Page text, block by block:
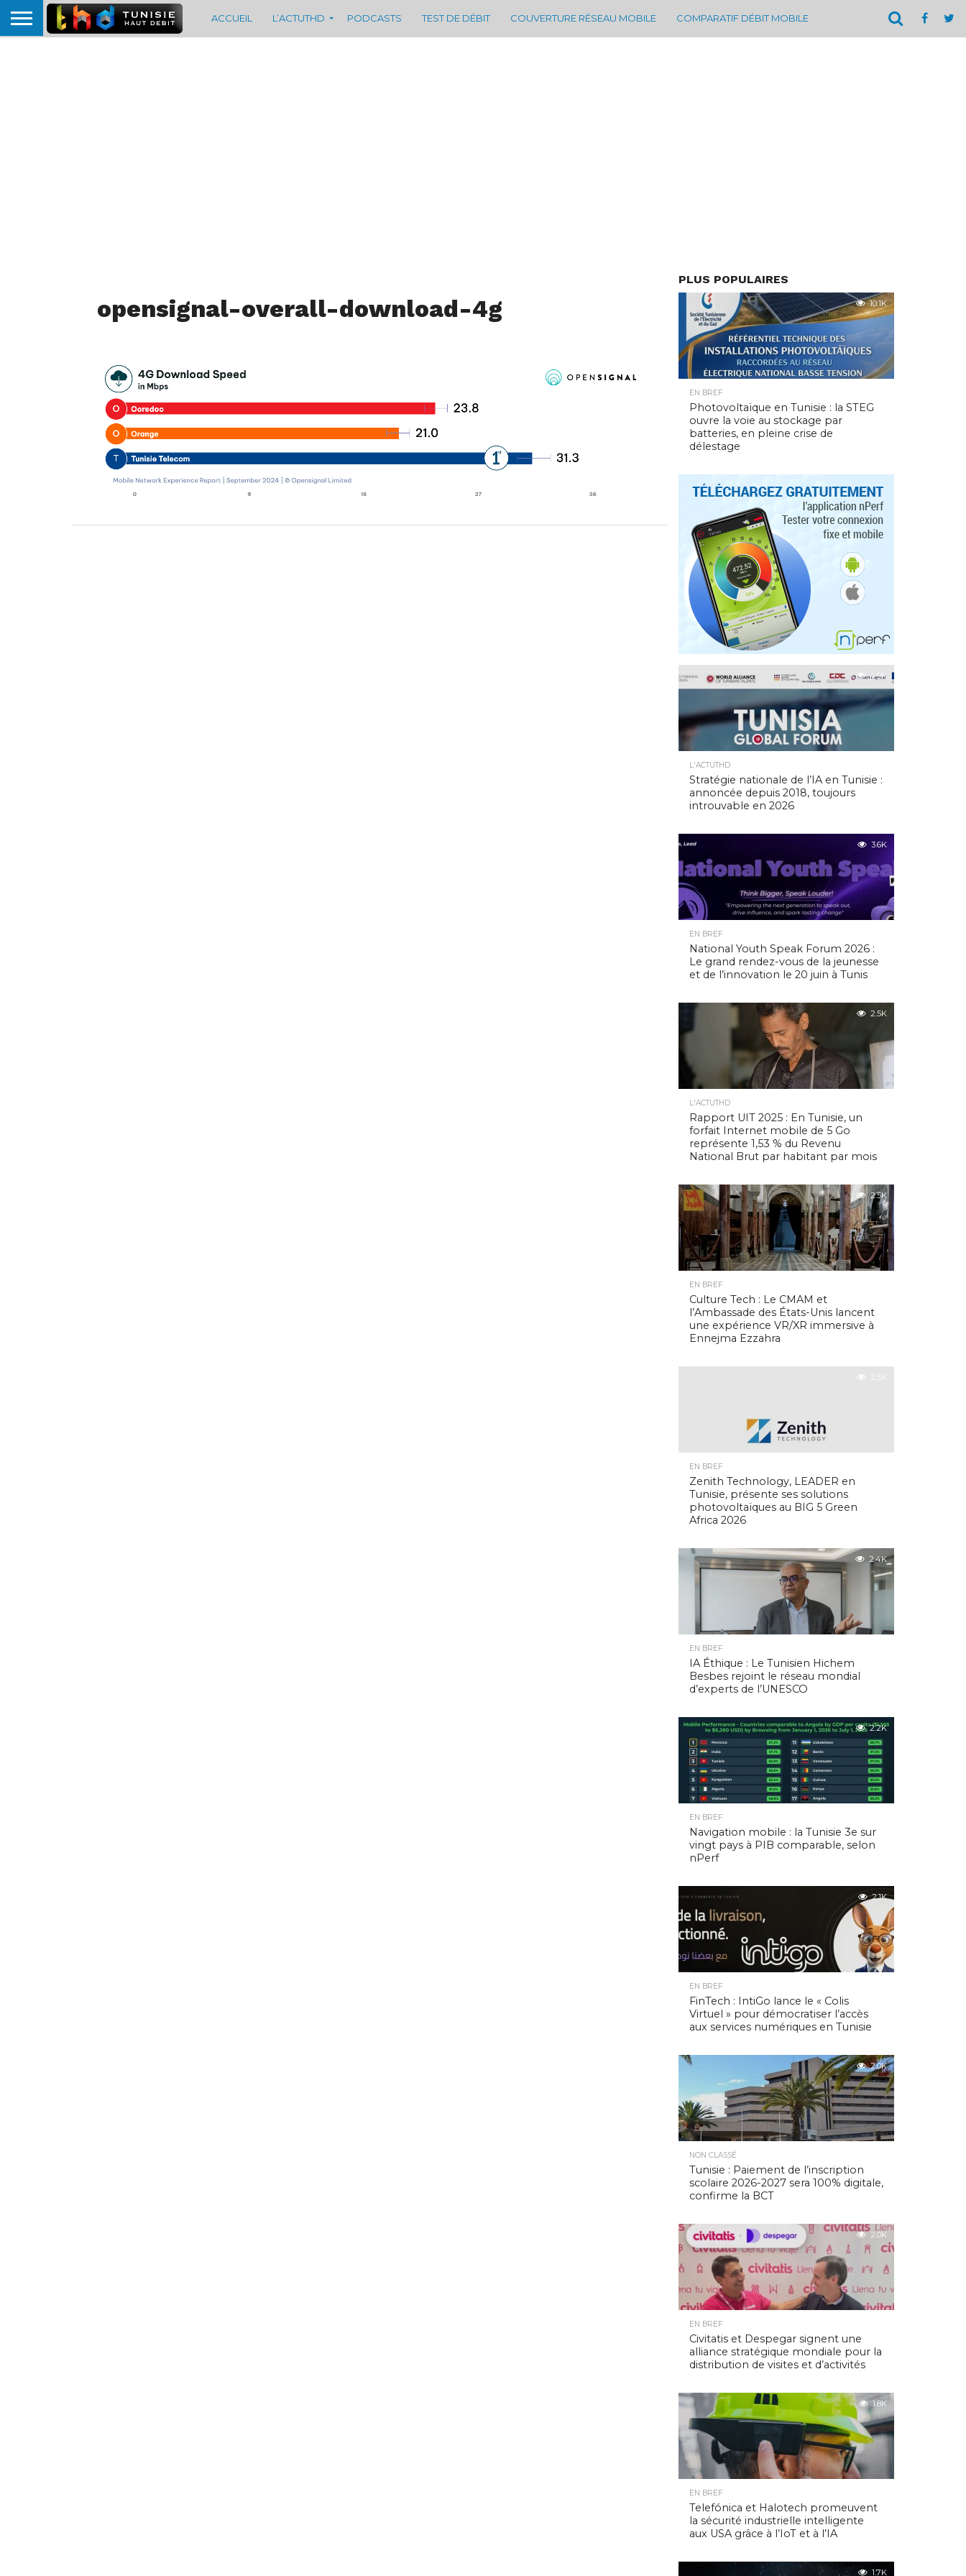
ACCUEIL L’ACTUTHD PODCASTS TEST DE DÉBIT COUVERTURE RÉSEAU MOBILE COMPARATIF DÉBIT MOBILE
opensignal-overall-download-4g
PLUS POPULAIRES
10.1K
EN BREF
Photovoltaïque en Tunisie : la STEG
ouvre la voie au stockage par
batteries, en pleine crise de
délestage
4.9K
L'ACTUTHD
Stratégie nationale de l’IA en Tunisie :
annoncée depuis 2018, toujours
introuvable en 2026
3.6K
EN BREF
National Youth Speak Forum 2026 :
Le grand rendez-vous de la jeunesse
et de l’innovation le 20 juin à Tunis
2.5K
L'ACTUTHD
Rapport UIT 2025 : En Tunisie, un
forfait Internet mobile de 5 Go
représente 1,53 % du Revenu
National Brut par habitant par mois
2.5K
EN BREF
Culture Tech : Le CMAM et
l’Ambassade des États-Unis lancent
une expérience VR/XR immersive à
Ennejma Ezzahra
2.5K
EN BREF
Zenith Technology, LEADER en
Tunisie, présente ses solutions
photovoltaïques au BIG 5 Green
Africa 2026
2.4K
EN BREF
IA Éthique : Le Tunisien Hichem
Besbes rejoint le réseau mondial
d’experts de l’UNESCO
2.2K
EN BREF
Navigation mobile : la Tunisie 3e sur
vingt pays à PIB comparable, selon
nPerf
2.1K
EN BREF
FinTech : IntiGo lance le « Colis
Virtuel » pour démocratiser l’accès
aux services numériques en Tunisie
2.0K
NON CLASSÉ
Tunisie : Paiement de l’inscription
scolaire 2026-2027 sera 100% digitale,
confirme la BCT
2.0K
EN BREF
Civitatis et Despegar signent une
alliance stratégique mondiale pour la
distribution de visites et d’activités
1.8K
EN BREF
Telefónica et Halotech promeuvent
la sécurité industrielle intelligente
aux USA grâce à l’IoT et à l’IA
1.7K